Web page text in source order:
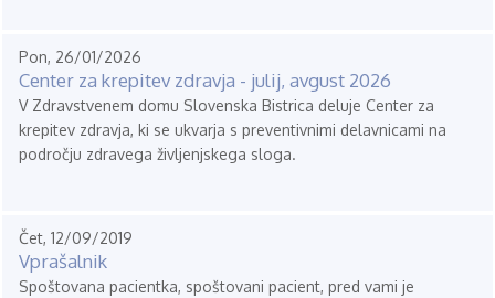
Pon, 26/01/2026
Center za krepitev zdravja - julij, avgust 2026
V Zdravstvenem domu Slovenska Bistrica deluje Center za
krepitev zdravja, ki se ukvarja s preventivnimi delavnicami na
področju zdravega življenjskega sloga.
Čet, 12/09/2019
Vprašalnik
Spoštovana pacientka, spoštovani pacient, pred vami je